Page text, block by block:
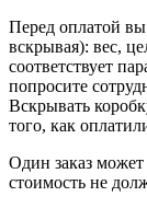
Перед оплатой
вскрывая): вес,
соответствует
попросите
Вскрывать
того, как
Один заказ
стоимость не